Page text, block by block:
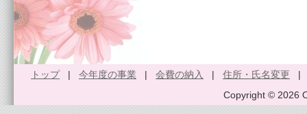
トップ| 今年度の事業 | 会費の納入 | 住所・氏名変更
Copyright © 2026